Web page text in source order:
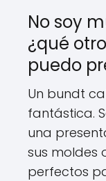
No soy
¿qué
puedo
Un bundt
fantástica.
una
sus moldes
perfectos